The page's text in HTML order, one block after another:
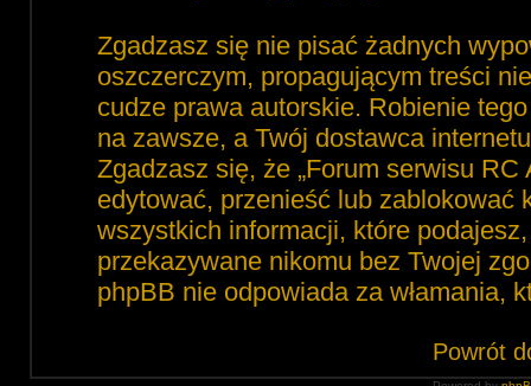
Zgadzasz się nie pisać żadnych
oszczerczym, propagującym treści
cudze prawa autorskie. Robienie
na zawsze, a Twój dostawca
Zgadzasz się, że „Forum serwisu
edytować, przenieść lub zablokować
wszystkich informacji, które
przekazywane nikomu bez Twojej
phpBB nie odpowiada za włamania,
Powrót